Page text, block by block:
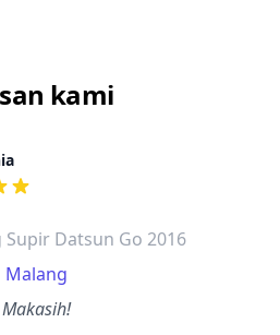
kami
adalah bintang lima
Supir Datsun Go 2016
Malang
Makasih!